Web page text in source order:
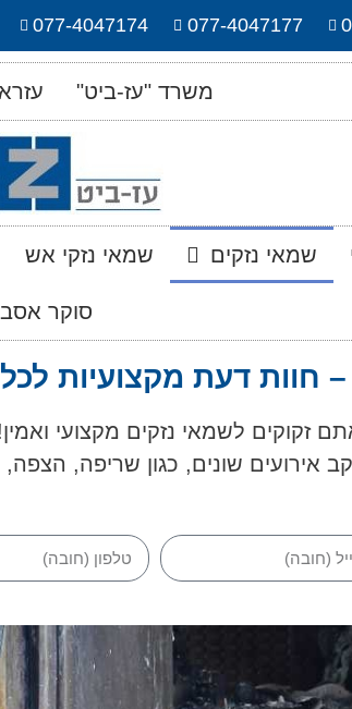
077-4047177
077-4047174
משרד "עז-ביט"
שמאי נזקים שמאי נזקי אש
סוקר
חוות דעת מקצועיות לכל
זקוקים לשמאי נזקים מקצועי
אירועים שונים, כגון שריפה, הצפה,